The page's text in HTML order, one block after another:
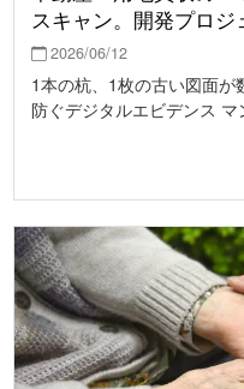
スキャン。開発プロ
2026/06/12
1本の杭、1枚の古い図面
防ぐデジタルエビデンス